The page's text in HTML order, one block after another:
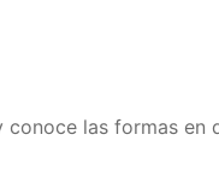
conoce las formas en